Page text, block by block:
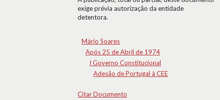
exige prévia autorização da entidade
detentora.
Mário Soares
Após 25 de Abril de 1974
I Governo Constitucional
Adesão de Portugal à CEE
Citar Documento